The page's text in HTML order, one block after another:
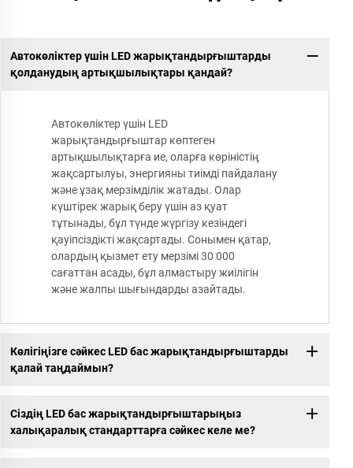
Автокөліктер үшін LED жарықтандырғыштарды
қолданудың артықшылықтары қандай?
Автокөліктер үшін LED
жарықтандырғыштар көптеген
артықшылықтарға ие, оларға көріністің
жақсартылуы, энергияны тиімді пайдалану
және ұзақ мерзімділік жатады. Олар
күштірек жарық беру үшін аз қуат
тұтынады, бұл түнде жүргізу кезіндегі
қауіпсіздікті жақсартады. Сонымен қатар,
олардың қызмет ету мерзімі 30 000
сағаттан асады, бұл алмастыру жиілігін
және жалпы шығындарды азайтады.
Көлігіңізге сәйкес LED бас жарықтандырғыштарды
қалай таңдаймын?
Сіздің LED бас жарықтандырғыштарыңыз
халықаралық стандарттарға сәйкес келе ме?